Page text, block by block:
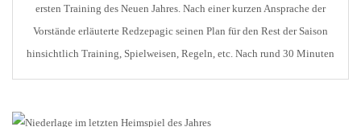
ersten Training des Neuen Jahres. Nach einer kurzen Ansprache der
Vorstände erläuterte Redzepagic seinen Plan für den Rest der Saison
hinsichtlich Training, Spielweisen, Regeln, etc. Nach rund 30 Minuten